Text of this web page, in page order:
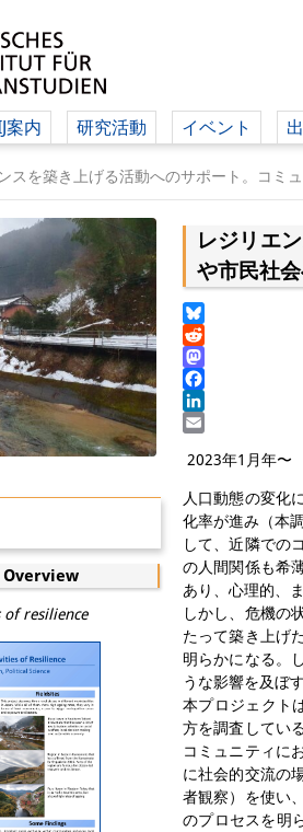
案内 研究活動 イベント
スを築き上げる活動へのサポート。コミ
Overview
of resilience
レジリエ
や市民社
Bluesky
Reddit
Mastodon
Facebook
LinkedIn
2023年1月年〜
人口動態の変化
化率が進み（本
して、近隣での
の人間関係も希
あり、心理的、
しかし、危機の
たって築き上げ
明らかになる。
うな影響を及ぼ
本プロジェクト
方を調査してい
コミュニティに
に社会的交流の
者観察）を使い
のプロセスを明